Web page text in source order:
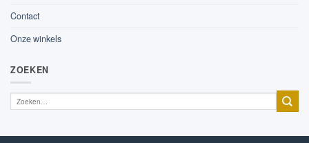
Contact
Onze winkels
ZOEKEN